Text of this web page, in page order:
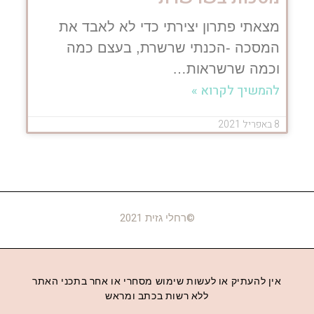
מצאתי פתרון יצירתי כדי לא לאבד את
המסכה -הכנתי שרשרת, בעצם כמה
וכמה שרשראות…
להמשיך לקרוא »
8 באפריל 2021
©רחלי גזית 2021
אין להעתיק או לעשות שימוש מסחרי או אחר בתכני האתר
ללא רשות בכתב ומראש